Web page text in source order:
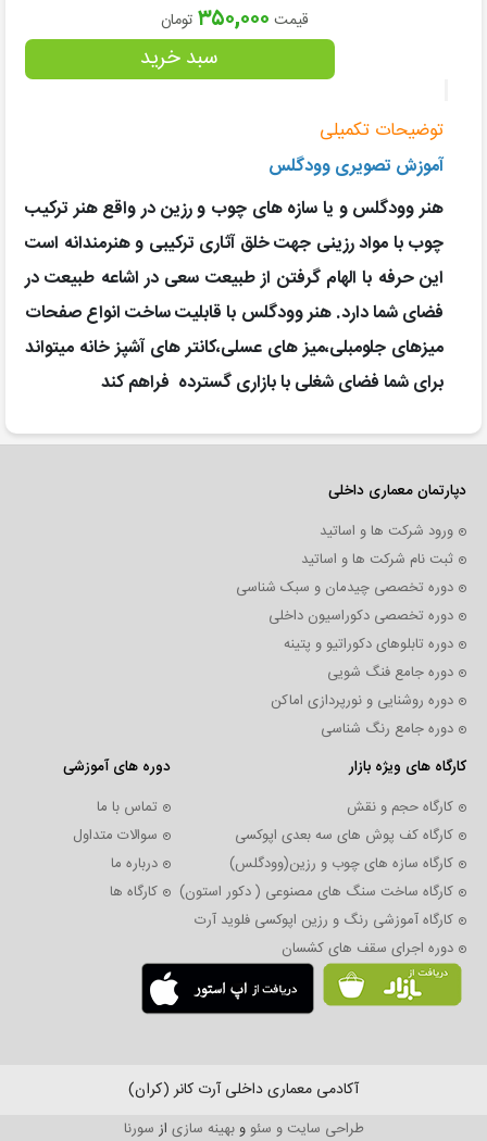
شویی
مقدماتی
چیدمان در
دکوراسیون
داخلی
مقالات
گالری
چوب
و
رزین
قیمت ۳۵۰,۰۰۰ تومان
سبد خرید
توضیحات تکمیلی
آموزش تصویری وودگلس
هنر وودگلس و یا سازه های چوب و رزین در واقع هنر ترکیب
چوب با مواد رزینی جهت خلق آثاری ترکیبی و هنرمندانه است
این حرفه با الهام گرفتن از طبیعت سعی در اشاعه طبیعت در
فضای شما دارد. هنر وودگلس با قابلیت ساخت انواع صفحات
میزهای جلومبلی،میز های عسلی،کانتر های آشپز خانه میتواند
برای شما فضای شغلی با بازاری گسترده فراهم کند
دپارتمان معماری داخلی
ورود شرکت ها و اساتید
ثبت نام شرکت ها و اساتید
دوره تخصصی چیدمان و سبک شناسی
دوره تخصصی دکوراسیون داخلی
دوره تابلوهای دکوراتیو و پتینه
دوره جامع فنگ شویی
دوره روشنایی و نورپردازی اماکن
دوره جامع رنگ شناسی
کارگاه های ویژه بازار
کارگاه حجم و نقش
کارگاه کف پوش های سه بعدی اپوکسی
کارگاه سازه های چوب و رزین(وودگلس)
کارگاه ساخت سنگ های مصنوعی ( دکور استون)
کارگاه آموزشی رنگ و رزین اپوکسی فلوید آرت
دوره اجرای سقف های کشسان
دوره های آموزشی
تماس با ما
سوالات متداول
درباره ما
کارگاه ها
آکادمی معماری داخلی آرت کانر (کران)
طراحی سایت و سئو وبهینه سازی از سورنا